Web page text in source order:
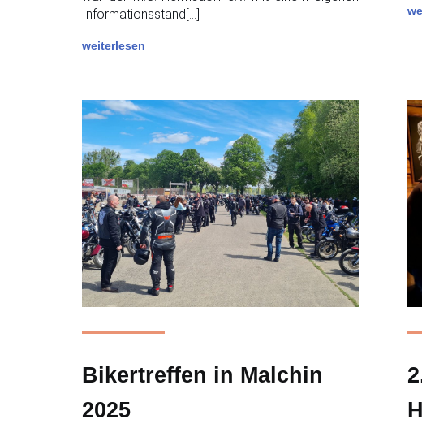
Informationsstand[…]
weiterlesen
Bikertreffen in Malchin
2025